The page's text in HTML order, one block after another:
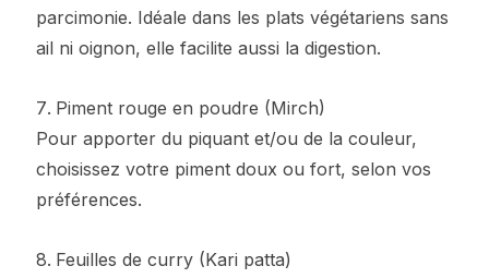
parcimonie. Idéale dans les plats végétariens sans
ail ni oignon, elle facilite aussi la digestion.
Piment rouge en poudre (Mirch)
Pour apporter du piquant et/ou de la couleur,
choisissez votre piment doux ou fort, selon vos
préférences.
Feuilles de curry (Kari patta)